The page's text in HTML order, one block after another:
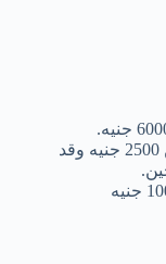
الجرو الصغير من كلاب الهاسكي يبدأ من 2500 جنيه وقد
تتراوح الأسعار ما بين 3000 جنيه إلى 10000 جنيه